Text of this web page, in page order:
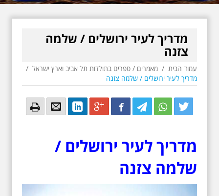
מדריך לעיר ירושלים / שלמה
צזנה
עמוד הבית / מאמרים / ספרים בתולדות תל אביב וארץ ישראל /
מדריך לעיר ירושלים / שלמה צזנה
Twitter
Twitter
Twitter
Facebook
Google+
LinkedIn
Email
Email
מדריך לעיר ירושלים /
שלמה צזנה